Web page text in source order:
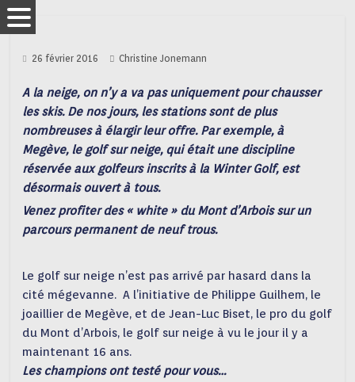
26 février 2016 Christine Jonemann
A la neige, on n’y a va pas uniquement pour chausser
les skis. De nos jours, les stations sont de plus
nombreuses à élargir leur offre. Par exemple, à
Megève, le golf sur neige, qui était une discipline
réservée aux golfeurs inscrits à la Winter Golf, est
désormais ouvert à tous.
Venez profiter des « white » du Mont d’Arbois sur un
parcours permanent de neuf trous.
Le golf sur neige n’est pas arrivé par hasard dans la
cité mégevanne. A l’initiative de Philippe Guilhem, le
joaillier de Megève, et de Jean-Luc Biset, le pro du golf
du Mont d’Arbois, le golf sur neige à vu le jour il y a
maintenant 16 ans.
Les champions ont testé pour vous…